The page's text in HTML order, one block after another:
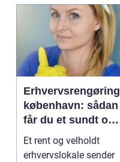
Erhvervsrengøring
københavn: sådan
får du et sundt og
professionelt
arbejdsmiljø
Et rent og velholdt
erhvervslokale sender